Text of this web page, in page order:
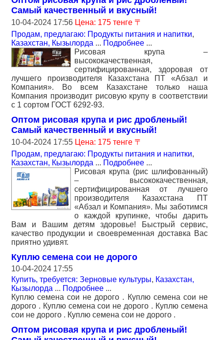
Самый качественный и вкусный!
10-04-2024 17:56 Цена: 175 тенге 〒
Продам, предлагаю: Продукты питания и напитки,
Казахстан, Кызылорда ... Подробнее ...
Рисовая крупа –
высококачественная,
сертифицированная, здоровая от
лучшего производителя Казахстана ПТ «Абзал и
Компания». Во всем Казахстане только наша
Компания производит рисовую крупу в соответствии
с 1 сортом ГОСТ 6292-93.
Оптом рисовая крупа и рис дробленый!
Самый качественный и вкусный!
10-04-2024 17:55 Цена: 175 тенге 〒
Продам, предлагаю: Продукты питания и напитки,
Казахстан, Кызылорда ... Подробнее ...
Рисовая крупа (рис шлифованный)
– высококачественная,
сертифицированная от лучшего
производителя Казахстана ПТ
«Абзал и Компания». Мы заботимся
о каждой крупинке, чтобы дарить
Вам и Вашим детям здоровье! Быстрый сервис,
качество продукции и своевременная доставка Вас
приятно удивят.
Куплю семена сои не дорого
10-04-2024 17:55
Купить, требуется: Зерновые культуры, Казахстан,
Кызылорда ... Подробнее ...
Куплю семена сои не дорого . Куплю семена сои не
дорого . Куплю семена сои не дорого . Куплю семена
сои не дорого . Куплю семена сои не дорого .
Оптом рисовая крупа и рис дробленый!